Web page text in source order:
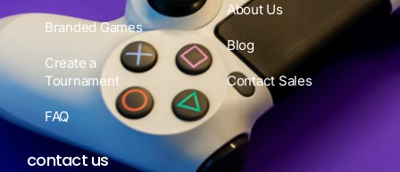
Branded Games
Create a
Tournament
FAQ
About Us
Blog
Contact Sales
contact us